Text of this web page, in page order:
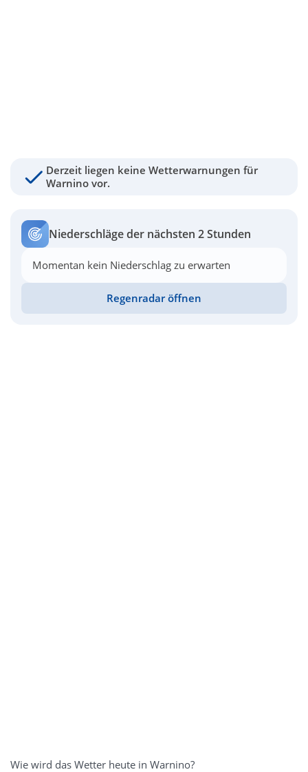
Derzeit liegen keine Wetterwarnungen für
Warnino vor.
Niederschläge der nächsten 2 Stunden
Momentan kein Niederschlag zu erwarten
Regenradar öffnen
Wie wird das Wetter heute in Warnino?